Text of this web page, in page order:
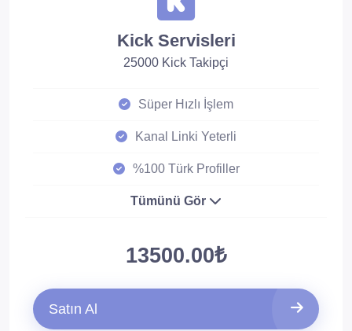
Kick Servisleri
25000 Kick Takipçi
Süper Hızlı İşlem
Kanal Linki Yeterli
%100 Türk Profiller
Tümünü Gör
13500.00₺
Satın Al